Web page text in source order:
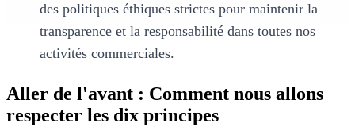
des politiques éthiques strictes pour maintenir la
transparence et la responsabilité dans toutes nos
activités commerciales.
Aller de l'avant : Comment nous allons
respecter les dix principes